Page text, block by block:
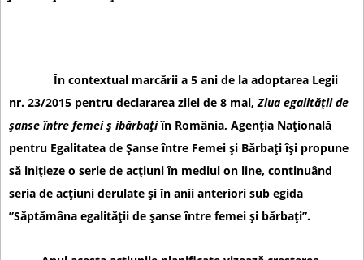
În contextual marcării a 5 ani de la adoptarea Legii
nr. 23/2015 pentru declararea zilei de 8 mai,Ziua egalității de
șanse între femei ș ibărbațiîn România, Agenția Națională
pentru Egalitatea de Șanse între Femei și Bărbați își propune
să inițieze o serie de acțiuni în mediul on line, continuând
seria de acțiuni derulate și în anii anteriori sub egida
”Săptămâna egalității de șanse între femei și bărbați”.